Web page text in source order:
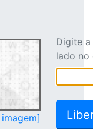
Digite
lado no